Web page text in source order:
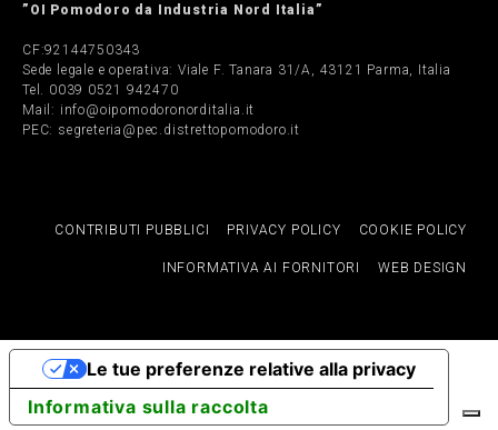
”OI Pomodoro da Industria Nord Italia”
CF:92144750343
Sede legale e operativa: Viale F. Tanara 31/A, 43121 Parma, Italia
Tel. 0039 0521 942470
Mail: info@oipomodoronorditalia.it
PEC: segreteria@pec.distrettopomodoro.it
CONTRIBUTI PUBBLICI PRIVACY POLICY COOKIE POLICY
INFORMATIVA AI FORNITORI WEB DESIGN
Informativa sulla raccolta
Le tue preferenze relative alla privacy